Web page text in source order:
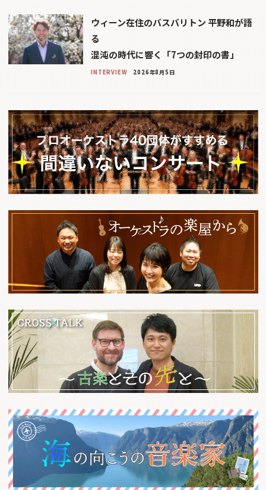
ウィーン在住のバスバリトン 平野和が語
る
混沌の時代に響く「7つの封印の書」
INTERVIEW 2026年8月5日